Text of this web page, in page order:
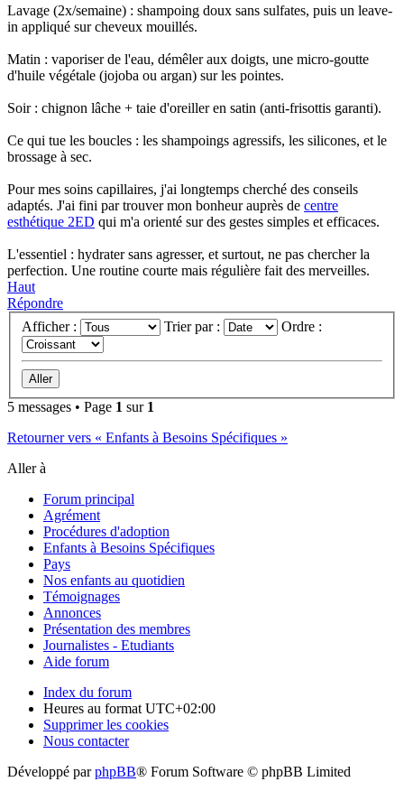
Lavage (2x/semaine) : shampoing doux sans sulfates, puis un leave-
in appliqué sur cheveux mouillés.
Matin : vaporiser de l'eau, démêler aux doigts, une micro-goutte
d'huile végétale (jojoba ou argan) sur les pointes.
Soir : chignon lâche + taie d'oreiller en satin (anti-frisottis garanti).
Ce qui tue les boucles : les shampoings agressifs, les silicones, et le
brossage à sec.
Pour mes soins capillaires, j'ai longtemps cherché des conseils
adaptés. J'ai fini par trouver mon bonheur auprès de centre
esthétique 2ED qui m'a orienté sur des gestes simples et efficaces.
L'essentiel : hydrater sans agresser, et surtout, ne pas chercher la
perfection. Une routine courte mais régulière fait des merveilles.
Haut
Répondre
Afficher :
Trier par : Ordre :
5 messages • Page 1 sur 1
Retourner vers « Enfants à Besoins Spécifiques »
Aller à
Forum principal
Agrément
Procédures d'adoption
Enfants à Besoins Spécifiques
Pays
Nos enfants au quotidien
Témoignages
Annonces
Présentation des membres
Journalistes - Etudiants
Aide forum
Index du forum
Heures au format UTC+02:00
Supprimer les cookies
Nous contacter
Développé parphpBB® Forum Software © phpBB Limited